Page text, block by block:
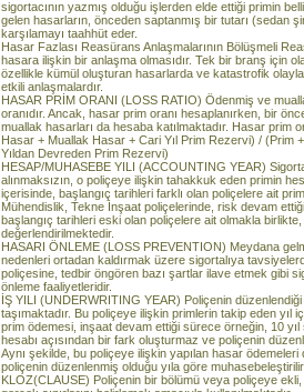
sigortacının yazmış olduğu işlerden elde ettiği primin
gelen hasarların, önceden saptanmış bir tutarı (sedan
karşılamayı taahhüt eder.
Hasar Fazlası Reasürans Anlaşmalarının Bölüşmeli
hasara ilişkin bir anlaşma olmasıdır. Tek bir branş için
özellikle kümül oluşturan hasarlarda ve katastrofik
etkili anlaşmalardır.
HASAR PRİM ORANI (LOSS RATIO) Ödenmiş ve
oranıdır. Ancak, hasar prim oranı hesaplanırken, bir
muallak hasarları da hesaba katılmaktadır. Hasar prim
Hasar + Muallak Hasar + Cari Yıl Prim Rezervi) / (Prim
Yıldan Devreden Prim Rezervi)
HESAP/MUHASEBE YILI (ACCOUNTING YEAR)
alınmaksızın, o poliçeye ilişkin tahakkuk eden primin
içerisinde, başlangıç tarihleri farklı olan poliçelere ait
Mühendislik, Tekne İnşaat poliçelerinde, risk devam
başlangıç tarihleri eski olan poliçelere ait olmakla
değerlendirilmektedir.
HASARI ÖNLEME (LOSS PREVENTION) Meydana
nedenleri ortadan kaldırmak üzere sigortalıya
poliçesine, tedbir öngören bazı şartlar ilave etmek gibi
önleme faaliyetleridir.
İŞ YILI (UNDERWRITING YEAR) Poliçenin düzenlendiği
taşımaktadır. Bu poliçeye ilişkin primlerin takip eden yıl
prim ödemesi, inşaat devam ettiği sürece örneğin, 10 yıl
hesabı açısından bir fark oluşturmaz ve poliçenin
Aynı şekilde, bu poliçeye ilişkin yapılan hasar
poliçenin düzenlenmiş olduğu yıla göre
KLOZ(CLAUSE) Poliçenin bir bölümü veya poliçeye